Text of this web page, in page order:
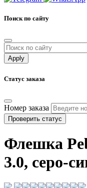
Поиск по сайту
Статус заказа
Номер заказа
Проверить статус
Флешка
3.0, серо-